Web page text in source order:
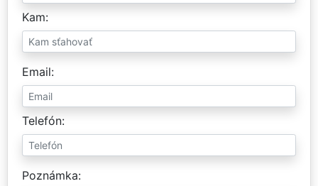
Kam
Email
Telefón
Poznámka